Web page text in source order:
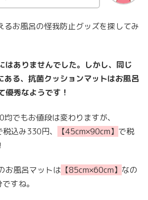
るお風呂の怪我防止グッズを探してみ
はありませんでした。しかし、同じ
ある、抗菌クッションマットはお風呂
優秀なようです！
でもお値段は変わりますが、
税込み330円、 【45cm×90cm】 で税
お風呂マットは 【85cm×60cm】 なの
すね。